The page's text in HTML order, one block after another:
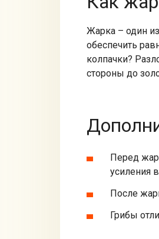
Жарка – один
обеспечить
колпачки?
стороны до
Перед
усиления
После
Грибы